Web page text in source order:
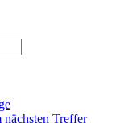
nächsten Treffer